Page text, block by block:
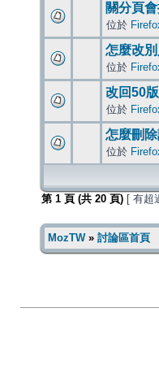
關分頁
位於
怎麼改
位於
改回50
位於
怎麼刪除
位於
第 1 頁 (共 20 頁) [ 有超
MozTW» 討論區首頁